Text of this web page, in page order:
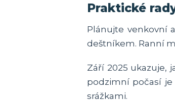
Praktické
Plánujte venkovní
deštníkem. Ranní
Září 2025 ukazuje,
podzimní počasí je
srážkami.